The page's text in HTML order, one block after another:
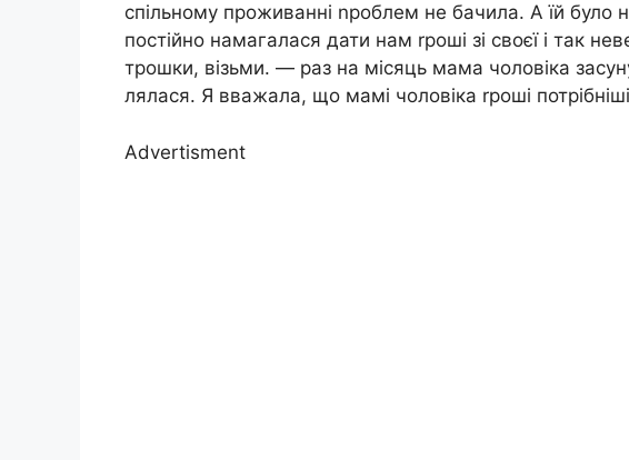
спільному проживанні nроблем не бачила. А їй було
постійно намагалася дати нам rроші зі своєї і так
трошки, візьми. — раз на місяць мама чоловіка
лялася. Я вважала, що мамі чоловіка rроші
Advertisment